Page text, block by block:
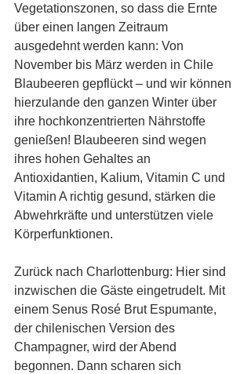
Vegetationszonen, so dass die Ernte
über einen langen Zeitraum
ausgedehnt werden kann: Von
November bis März werden in Chile
Blaubeeren gepflückt – und wir können
hierzulande den ganzen Winter über
ihre hochkonzentrierten Nährstoffe
genießen! Blaubeeren sind wegen
ihres hohen Gehaltes an
Antioxidantien, Kalium, Vitamin C und
Vitamin A richtig gesund, stärken die
Abwehrkräfte und unterstützen viele
Körperfunktionen.
Zurück nach Charlottenburg: Hier sind
inzwischen die Gäste eingetrudelt. Mit
einem Senus Rosé Brut Espumante,
der chilenischen Version des
Champagner, wird der Abend
begonnen. Dann scharen sich